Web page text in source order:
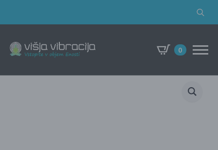
Search
0